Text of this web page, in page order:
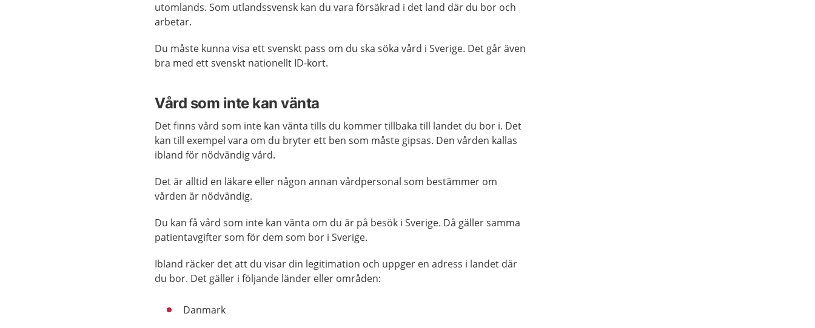
utomlands. Som utlandssvensk kan du vara försäkrad i det land där du bor och
arbetar.
Du måste kunna visa ett svenskt pass om du ska söka vård i Sverige. Det går även
bra med ett svenskt nationellt ID-kort.
Vård som inte kan vänta
Det finns vård som inte kan vänta tills du kommer tillbaka till landet du bor i. Det
kan till exempel vara om du bryter ett ben som måste gipsas. Den vården kallas
ibland för nödvändig vård.
Det är alltid en läkare eller någon annan vårdpersonal som bestämmer om
vården är nödvändig.
Du kan få vård som inte kan vänta om du är på besök i Sverige. Då gäller samma
patientavgifter som för dem som bor i Sverige.
Ibland räcker det att du visar din legitimation och uppger en adress i landet där
du bor. Det gäller i följande länder eller områden:
Danmark